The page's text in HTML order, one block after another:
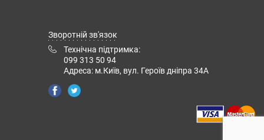
Зворотній зв'язок
Технічна підтримка:
099 313 50 94
Адреса: м.Київ, вул. Героїв дніпра 34А